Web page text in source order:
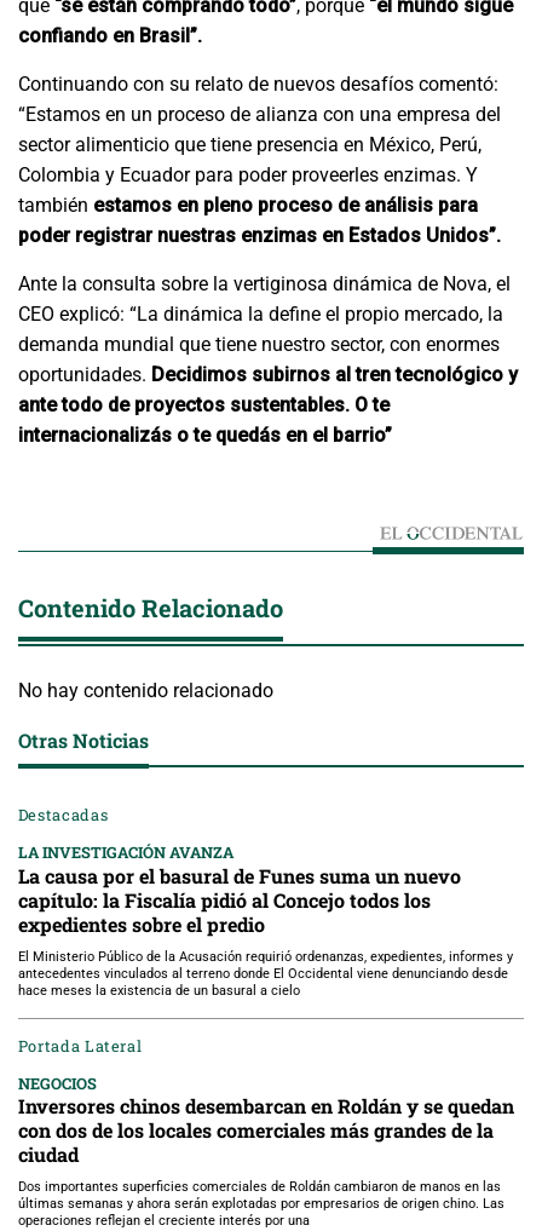
que “se están comprando todo”, porque “el mundo sigue
confiando en Brasil”.
Continuando con su relato de nuevos desafíos comentó:
“Estamos en un proceso de alianza con una empresa del
sector alimenticio que tiene presencia en México, Perú,
Colombia y Ecuador para poder proveerles enzimas. Y
también estamos en pleno proceso de análisis para
poder registrar nuestras enzimas en Estados Unidos”.
Ante la consulta sobre la vertiginosa dinámica de Nova, el
CEO explicó: “La dinámica la define el propio mercado, la
demanda mundial que tiene nuestro sector, con enormes
oportunidades. Decidimos subirnos al tren tecnológico y
ante todo de proyectos sustentables. O te
internacionalizás o te quedás en el barrio”
Contenido Relacionado
No hay contenido relacionado
Otras Noticias
Destacadas
LA INVESTIGACIÓN AVANZA
La causa por el basural de Funes suma un nuevo
capítulo: la Fiscalía pidió al Concejo todos los
expedientes sobre el predio
El Ministerio Público de la Acusación requirió ordenanzas, expedientes, informes y
antecedentes vinculados al terreno donde El Occidental viene denunciando desde
hace meses la existencia de un basural a cielo
Portada Lateral
NEGOCIOS
Inversores chinos desembarcan en Roldán y se quedan
con dos de los locales comerciales más grandes de la
ciudad
Dos importantes superficies comerciales de Roldán cambiaron de manos en las
últimas semanas y ahora serán explotadas por empresarios de origen chino. Las
operaciones reflejan el creciente interés por una